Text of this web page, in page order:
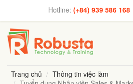
Hotline: (+84) 939 586 168
Trang chủ
Thông tin việc làm